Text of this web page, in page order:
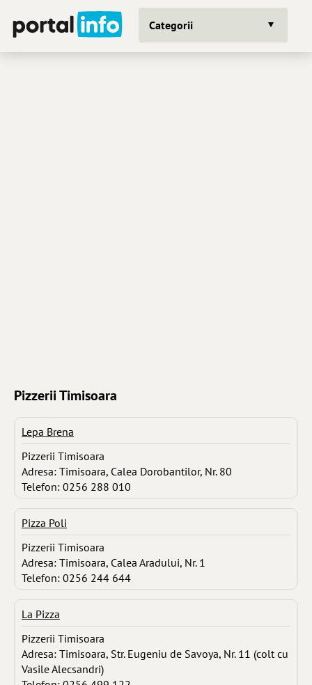
Categorii
Pizzerii Timisoara
Lepa Brena
Pizzerii Timisoara
Adresa: Timisoara, Calea Dorobantilor, Nr. 80
Telefon: 0256 288 010
Pizza Poli
Pizzerii Timisoara
Adresa: Timisoara, Calea Aradului, Nr. 1
Telefon: 0256 244 644
La Pizza
Pizzerii Timisoara
Adresa: Timisoara, Str. Eugeniu de Savoya, Nr. 11 (colt cu
Vasile Alecsandri)